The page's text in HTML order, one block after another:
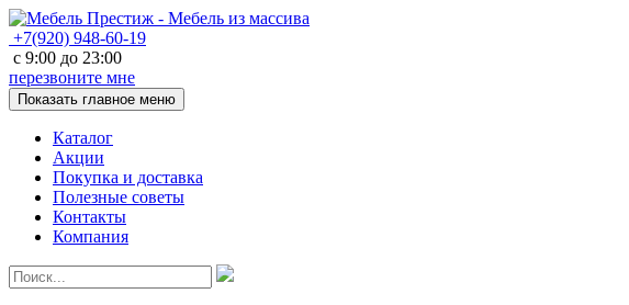
+7(920) 948-60-19
с 9:00 до 23:00
перезвоните мне
Показать главное меню
Каталог
Акции
Покупка и доставка
Полезные советы
Контакты
Компания